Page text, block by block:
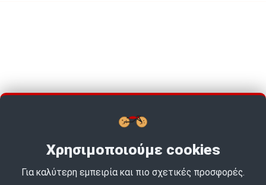
Χρησιμοποιούμε cookies
Για καλύτερη εμπειρία και πιο σχετικές προσφορές.